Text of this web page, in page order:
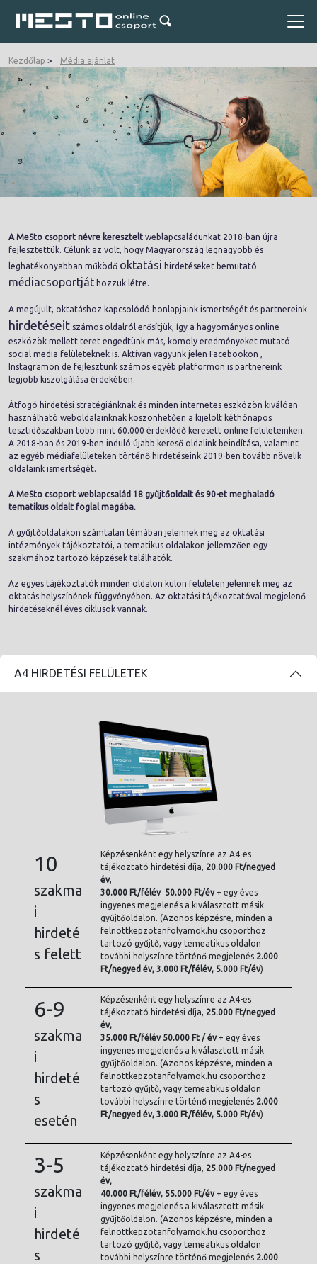
Kezdőlap Média ajánlat
A MeSto csoport névre keresztelt weblapcsaládunkat 2018-ban újra
fejlesztettük. Célunk az volt, hogy Magyarország legnagyobb és
leghatékonyabban működő oktatási hirdetéseket bemutató
médiacsoportját hozzuk létre.
A megújult, oktatáshoz kapcsolódó honlapjaink ismertségét és partnereink
hirdetéseit számos oldalról erősítjük, így a hagyományos online
eszközök mellett teret engedtünk más, komoly eredményeket mutató
social media felületeknek is. Aktívan vagyunk jelen Facebookon ,
Instagramon de fejlesztünk számos egyéb platformon is partnereink
legjobb kiszolgálása érdekében.
Átfogó hirdetési stratégiánknak és minden internetes eszközön kiválóan
használható weboldalainknak köszönhetően a kijelölt kéthónapos
tesztidőszakban több mint 60.000 érdeklődő keresett online felületeinken.
A 2018-ban és 2019-ben induló újabb kereső oldalink beindítása, valamint
az egyéb médiafelületeken történő hirdetéseink 2019-ben tovább növelik
oldalaink ismertségét.
A MeSto csoport weblapcsalád 18 gyűjtőoldalt és 90-et meghaladó
tematikus oldalt foglal magába.
A gyűjtőoldalakon számtalan témában jelennek meg az oktatási
intézmények tájékoztatói, a tematikus oldalakon jellemzően egy
szakmához tartozó képzések találhatók.
Az egyes tájékoztatók minden oldalon külön felületen jelennek meg az
oktatás helyszínének függvényében. Az oktatási tájékoztatóval megjelenő
hirdetéseknél éves ciklusok vannak.
A4 HIRDETÉSI FELÜLETEK
10
szakma
i
hirdeté
s felett
Képzésenként egy helyszínre az A4-es
tájékoztató hirdetési díja, 20.000 Ft/negyed
év,
30.000 Ft/félév 50.000 Ft/év+ egy éves
ingyenes megjelenés a kiválasztott másik
gyűjtőoldalon. (Azonos képzésre, minden a
felnottkepzotanfolyamok.hu csoporthoz
tartozó gyűjtő, vagy temeatikus oldalon
további helyszínre történő megjelenés 2.000
Ft/negyed év, 3.000 Ft/félév, 5.000 Ft/év)
6-9
szakma
i
hirdeté
s
esetén
Képzésenként egy helyszínre az A4-es
tájékoztató hirdetési díja, 25.000 Ft/negyed
év,
35.000 Ft/félév 50.000 Ft / év+ egy éves
ingyenes megjelenés a kiválasztott másik
gyűjtőoldalon. (Azonos képzésre, minden a
felnottkepzotanfolyamok.hu csoporthoz
tartozó gyűjtő, vagy temeatikus oldalon
további helyszínre történő megjelenés 2.000
Ft/negyed év, 3.000 Ft/félév, 5.000 Ft/év)
3-5
szakma
i
hirdeté
s
Képzésenként egy helyszínre az A4-es
tájékoztató hirdetési díja, 25.000 Ft/negyed
év,
40.000 Ft/félév, 55.000 Ft/év+ egy éves
ingyenes megjelenés a kiválasztott másik
gyűjtőoldalon. (Azonos képzésre, minden a
felnottkepzotanfolyamok.hu csoporthoz
tartozó gyűjtő, vagy temeatikus oldalon
további helyszínre történő megjelenés 2.000